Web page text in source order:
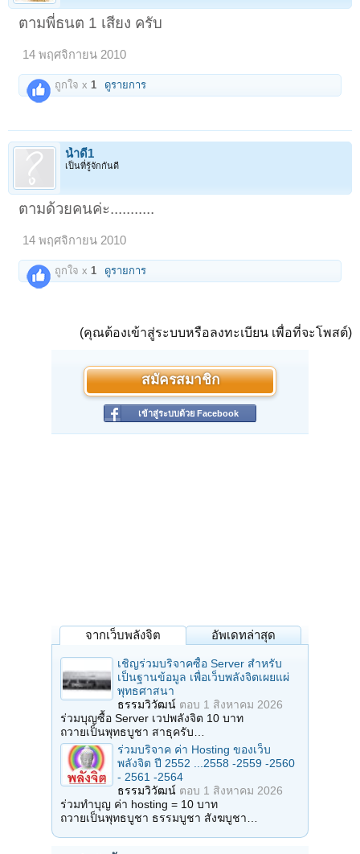
ตามพี่ธนต 1 เสียง ครับ
14 พฤศจิกายน 2010
ถูกใจ x 1 ดูรายการ
น้ำดี1
เป็นที่รู้จักกันดี
ตามด้วยคนค่ะ...........
14 พฤศจิกายน 2010
ถูกใจ x1 ดูรายการ
(คุณต้องเข้าสู่ระบบหรือลงทะเบียน เพื่อที่จะโพสต์)
สมัครสมาชิก
เข้าสู่ระบบด้วย Facebook
จากเว็บพลังจิต อัพเดทล่าสุด
เชิญร่วมบริจาคซื้อ Server สำหรับ
เป็นฐานข้อมูล เพื่อเว็บพลังจิตเผยแผ่
พุทธศาสนา
ธรรมวิวัฒน์ ตอบ 1 สิงหาคม 2026
ร่วมบุญซื้อ Server เวปพลังจิต 10 บาท
ถวายเป็นพุทธบูชา สาธุครับ…
ร่วมบริจาค ค่า Hosting ของเว็บ
พลังจิต ปี 2552 ...2558 -2559 -2560
- 2561 -2564
ธรรมวิวัฒน์ ตอบ 1 สิงหาคม 2026
ร่วมทำบุญ ค่า hosting = 10 บาท
ถวายเป็นพุทธบูชา ธรรมบูชา สังฆบูชา…